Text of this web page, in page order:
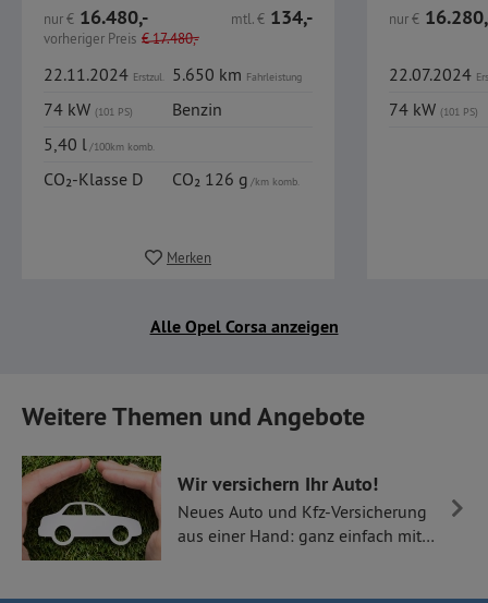
nur€ 16.480,-
vorheriger Preis €17.480,-
mtl.€ 134,-
22.11.2024 Erstzul. 5.650 km Fahrleistung
74 kW (101 PS)
Benzin
5,40 l/100km komb.
CO₂-Klasse D CO₂ 126 g/km komb.
Merken
nur€
22.07.2024
74 kW (101 PS)
Alle Opel Corsa anzeigen
Weitere Themen und Angebote
Wir versichern Ihr Auto!
Neues Auto und Kfz-Versicherung
aus einer Hand: ganz einfach mit